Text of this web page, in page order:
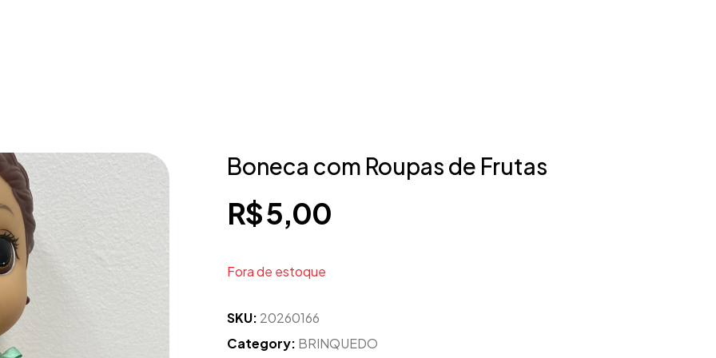
Boneca com Roupas de Frutas
R$5,00
Fora de estoque
SKU: 20260166
Category: BRINQUEDO